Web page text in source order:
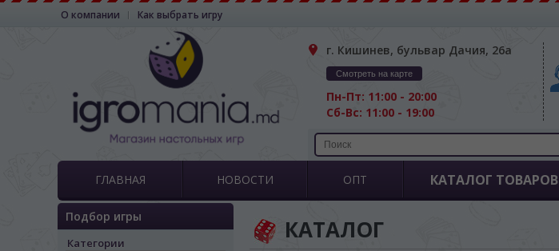
О компании Как выбрать игру
г. Кишинев, бульвар Дачия, 26а
Смотреть на карте
Пн-Пт: 11:00 - 20:00
Сб-Вс: 11:00 - 19:00
ГЛАВНАЯ НОВОСТИ ОПТ КАТАЛОГ ТОВАРОВ
Подбор игры
Категории КАТАЛОГ